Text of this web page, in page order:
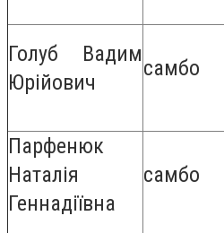
Голуб Вадим
Юрійович
самбо
Парфенюк
Наталія
Геннадіївна
самбо